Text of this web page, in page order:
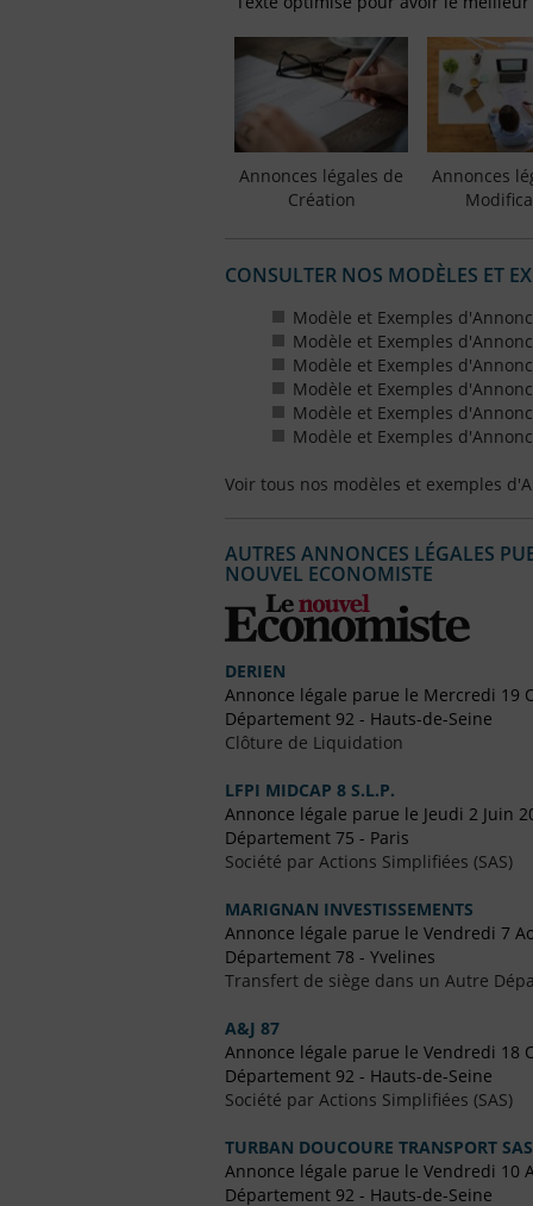
Annonces légales de
Création
Annonces
CONSULTER NOS MODÈLES ET
Modèle et Exemples
Modèle et Exemples
Modèle et Exemples
Modèle et Exemples
Modèle et Exemples
Modèle et Exemples
Voir tous nos modèles et exemples
AUTRES ANNONCES LÉGALES
NOUVEL ECONOMISTE
DERIEN
Annonce légale parue le Mercredi 19
Département 92 - Hauts-de-Seine
Clôture de Liquidation
LFPI MIDCAP 8 S.L.P.
Annonce légale parue le Jeudi 2 Juin
Département 75 - Paris
Société par Actions Simplifiées (SAS)
MARIGNAN INVESTISSEMENTS
Annonce légale parue le Vendredi 7
Département 78 - Yvelines
Transfert de siège dans un Autre
A&J 87
Annonce légale parue le Vendredi 18
Département 92 - Hauts-de-Seine
Société par Actions Simplifiées (SAS)
TURBAN DOUCOURE TRANSPORT
Annonce légale parue le Vendredi 10
Département 92 - Hauts-de-Seine